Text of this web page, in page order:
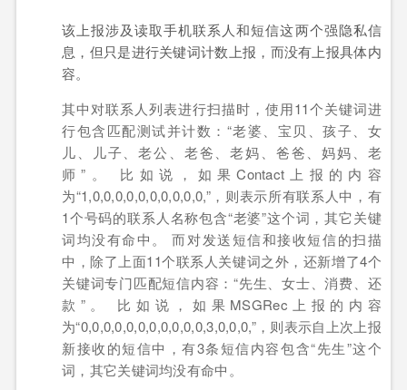
该上报涉及读取手机联系人和短信这两个强隐私信
息，但只是进行关键词计数上报，而没有上报具体内
容。
其中对联系人列表进行扫描时，使用11个关键词进
行包含匹配测试并计数：“老婆、宝贝、孩子、女
儿、儿子、老公、老爸、老妈、爸爸、妈妈、老
师”。 比如说，如果Contact上报的内容
为“1,0,0,0,0,0,0,0,0,0,0,”，则表示所有联系人中，有
1个号码的联系人名称包含“老婆”这个词，其它关键
词均没有命中。 而对发送短信和接收短信的扫描
中，除了上面11个联系人关键词之外，还新增了4个
关键词专门匹配短信内容：“先生、女士、消费、还
款”。 比如说，如果MSGRec上报的内容
为“0,0,0,0,0,0,0,0,0,0,0,3,0,0,0,”，则表示自上次上报
新接收的短信中，有3条短信内容包含“先生”这个
词，其它关键词均没有命中。